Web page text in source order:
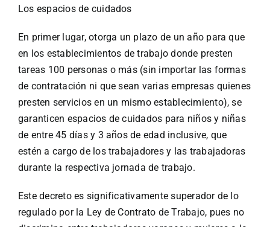
Los espacios de cuidados
En primer lugar, otorga un plazo de un año para que
en los establecimientos de trabajo donde presten
tareas 100 personas o más (sin importar las formas
de contratación ni que sean varias empresas quienes
presten servicios en un mismo establecimiento), se
garanticen espacios de cuidados para niños y niñas
de entre 45 días y 3 años de edad inclusive, que
estén a cargo de los trabajadores y las trabajadoras
durante la respectiva jornada de trabajo.
Este decreto es significativamente superador de lo
regulado por la Ley de Contrato de Trabajo, pues no